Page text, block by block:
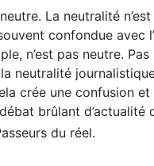
La neutralité
confondue avec
n’est pas neutre.
neutralité
crée une confusion
brûlant d’actualité
du réel.